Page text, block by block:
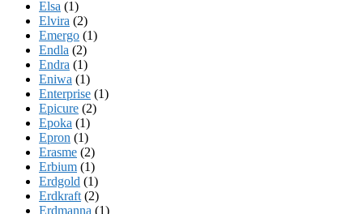
Elsa (1)
Elvira (2)
Emergo (1)
Endla (2)
Endra (1)
Eniwa (1)
Enterprise (1)
Epicure (2)
Epoka (1)
Epron (1)
Erasme (2)
Erbium (1)
Erdgold (1)
Erdkraft (2)
Erdmanna (1)